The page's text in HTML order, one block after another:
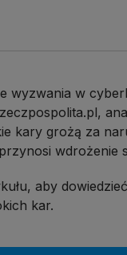
wyzwania w
kary grożą za
wdrożenie
aby
kar.